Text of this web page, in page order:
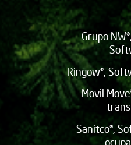
Grupo
Ringow®,
Movil
Sanitco®,